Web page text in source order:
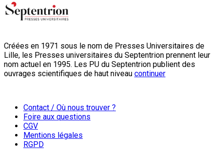
Créées en 1971 sous le nom de Presses Universitaires de
Lille, les Presses universitaires du Septentrion prennent leur
nom actuel en 1995. Les PU du Septentrion publient des
ouvrages scientifiques de haut niveau continuer
Contact / Où nous trouver ?
Foire aux questions
CGV
Mentions légales
RGPD